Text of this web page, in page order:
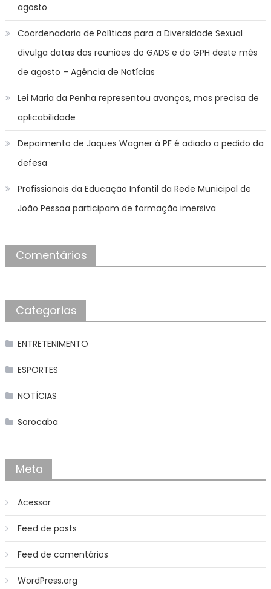
agosto
Coordenadoria de Políticas para a Diversidade Sexual
divulga datas das reuniões do GADS e do GPH deste mês
de agosto – Agência de Notícias
Lei Maria da Penha representou avanços, mas precisa de
aplicabilidade
Depoimento de Jaques Wagner à PF é adiado a pedido da
defesa
Profissionais da Educação Infantil da Rede Municipal de
João Pessoa participam de formação imersiva
Comentários
Categorias
ENTRETENIMENTO
ESPORTES
NOTÍCIAS
Sorocaba
Meta
Acessar
Feed de posts
Feed de comentários
WordPress.org